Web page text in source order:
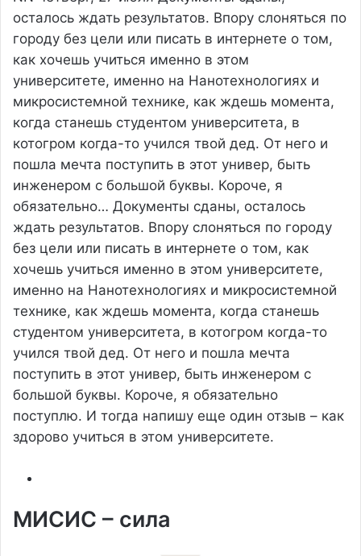
осталось ждать результатов. Впору слоняться по
городу без цели или писать в интернете о том,
как хочешь учиться именно в этом
университете, именно на Нанотехнологиях и
микросистемной технике, как ждешь момента,
когда станешь студентом университета, в
котогром когда-то учился твой дед. От него и
пошла мечта поступить в этот универ, быть
инженером с большой буквы. Короче, я
обязательно… Документы сданы, осталось
ждать результатов. Впору слоняться по городу
без цели или писать в интернете о том, как
хочешь учиться именно в этом университете,
именно на Нанотехнологиях и микросистемной
технике, как ждешь момента, когда станешь
студентом университета, в котогром когда-то
учился твой дед. От него и пошла мечта
поступить в этот универ, быть инженером с
большой буквы. Короче, я обязательно
поступлю. И тогда напишу еще один отзыв – как
здорово учиться в этом университете.
МИСИС – сила